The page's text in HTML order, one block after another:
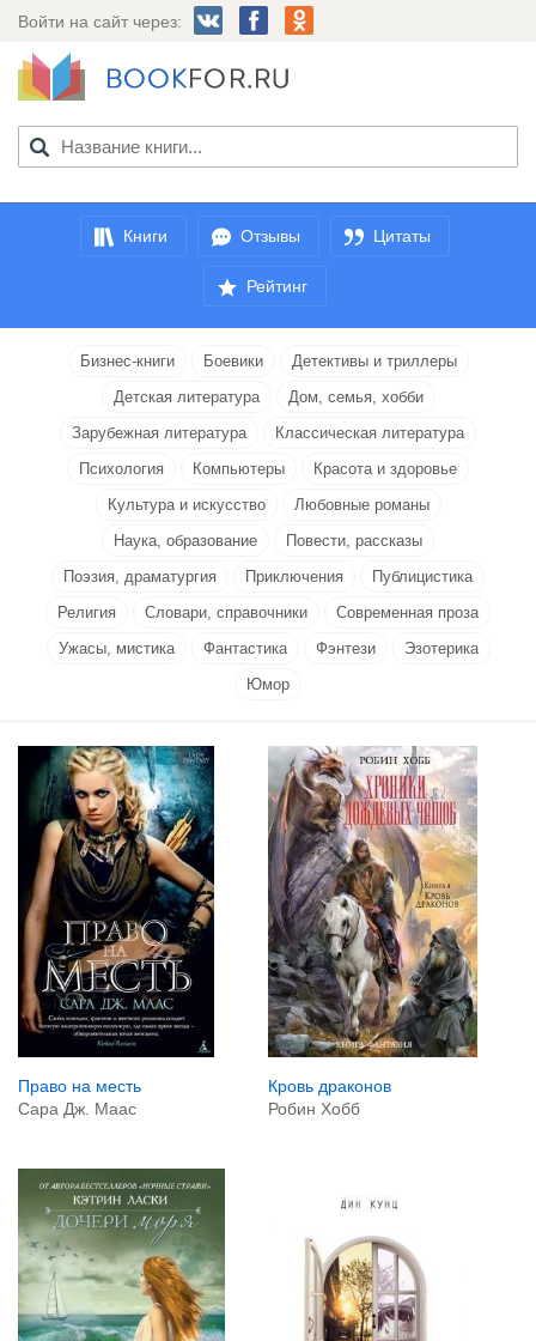
Войти на сайт через:
Книги Отзывы Цитаты
Рейтинг
Бизнес-книги Боевики
Детективы и триллеры
Детская литература
Дом, семья, хобби
Зарубежная литература
Классическая литература
Психология
Компьютеры
Красота и здоровье
Культура и искусство
Любовные романы
Наука, образование
Повести, рассказы
Поэзия, драматургия
Приключения
Публицистика
Религия
Словари, справочники
Современная проза
Ужасы, мистика
Фантастика Фэнтези
Эзотерика
Юмор
Право на месть
Сара Дж. Маас
Кровь драконов
Робин Хобб